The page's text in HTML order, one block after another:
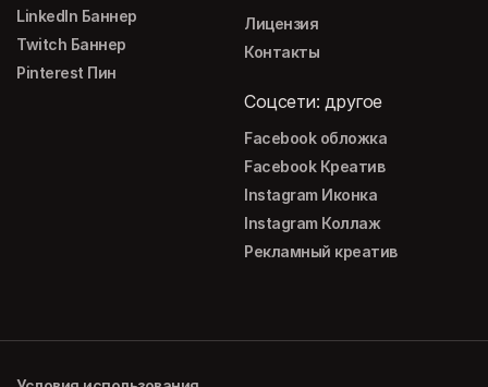
LinkedIn Баннер
Twitch Баннер
Pinterest Пин
Лицензия
Контакты
Соцсети: другое
Facebook обложка
Facebook Креатив
Instagram Иконка
Instagram Коллаж
Рекламный креатив